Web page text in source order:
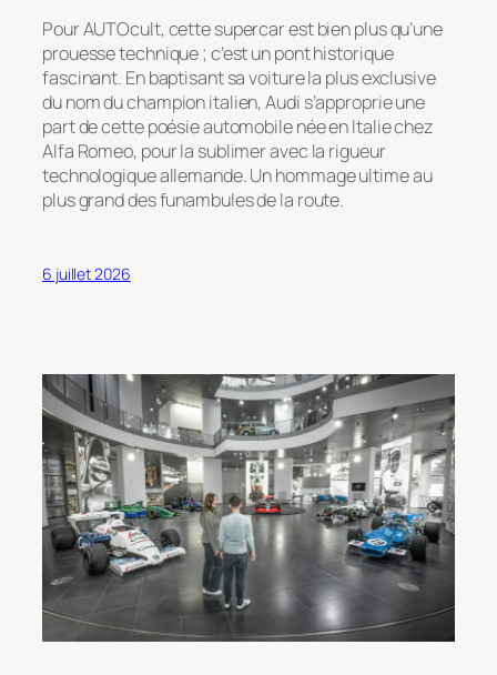
Pour AUTOcult, cette supercar est bien plus qu’une
prouesse technique ; c’est un pont historique
fascinant. En baptisant sa voiture la plus exclusive
du nom du champion italien, Audi s’approprie une
part de cette poésie automobile née en Italie chez
Alfa Romeo, pour la sublimer avec la rigueur
technologique allemande. Un hommage ultime au
plus grand des funambules de la route.
6 juillet 2026